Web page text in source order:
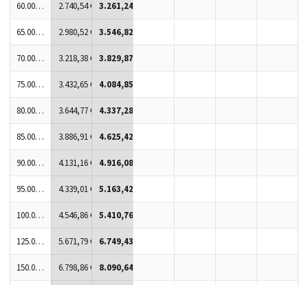
60.000 Stück 2.740,54 € 3.261,24 €
65.000 Stück 2.980,52 € 3.546,82 €
70.000 Stück 3.218,38 € 3.829,87 €
75.000 Stück 3.432,65 € 4.084,85 €
80.000 Stück 3.644,77 € 4.337,28 €
85.000 Stück 3.886,91 € 4.625,42 €
90.000 Stück 4.131,16 € 4.916,08 €
95.000 Stück 4.339,01 € 5.163,42 €
100.000 Stück 4.546,86 € 5.410,76 €
125.000 Stück 5.671,79 € 6.749,43 €
150.000 Stück 6.798,86 € 8.090,64 €